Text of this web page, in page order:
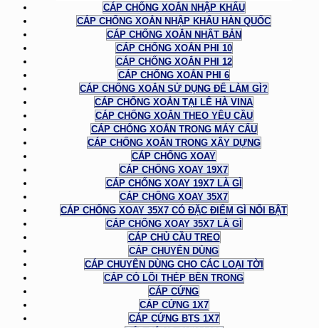
CÁP CHỐNG XOẮN NHẬP KHẨU
CÁP CHỐNG XOẮN NHẬP KHẨU HÀN QUỐC
CÁP CHỐNG XOẮN NHẬT BẢN
CÁP CHỐNG XOẮN PHI 10
CÁP CHỐNG XOẮN PHI 12
CÁP CHỐNG XOẮN PHI 6
CÁP CHỐNG XOẮN SỬ DỤNG ĐỂ LÀM GÌ?
CÁP CHỐNG XOẮN TẠI LÊ HÀ VINA
CÁP CHỐNG XOẮN THEO YÊU CẦU
CÁP CHỐNG XOẮN TRONG MÁY CẨU
CÁP CHỐNG XOẮN TRONG XÂY DỰNG
CÁP CHỐNG XOAY
CÁP CHỐNG XOAY 19X7
CÁP CHỐNG XOAY 19X7 LÀ GÌ
CÁP CHỐNG XOAY 35X7
CÁP CHỐNG XOAY 35X7 CÓ ĐẶC ĐIỂM GÌ NỔI BẬT
CÁP CHỐNG XOAY 35X7 LÀ GÌ
CÁP CHỦ CẦU TREO
CÁP CHUYÊN DÙNG
CÁP CHUYÊN DÙNG CHO CÁC LOẠI TỜI
CÁP CÓ LÕI THÉP BÊN TRONG
CÁP CỨNG
CÁP CỨNG 1X7
CÁP CỨNG BTS 1X7